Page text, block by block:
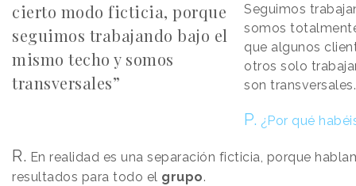
cierto modo ficticia, porque
seguimos trabajando bajo el
mismo techo y somos
transversales”
Seguimos
somos
que algunos
otros solo
son transversales.
P. ¿Por qué
R. En realidad es una separación ficticia, porque
resultados para todo el grupo.